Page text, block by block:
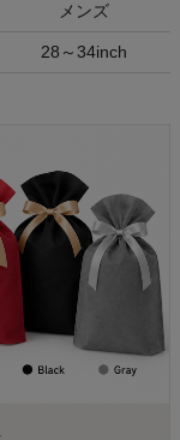
メンズ
28～34inch